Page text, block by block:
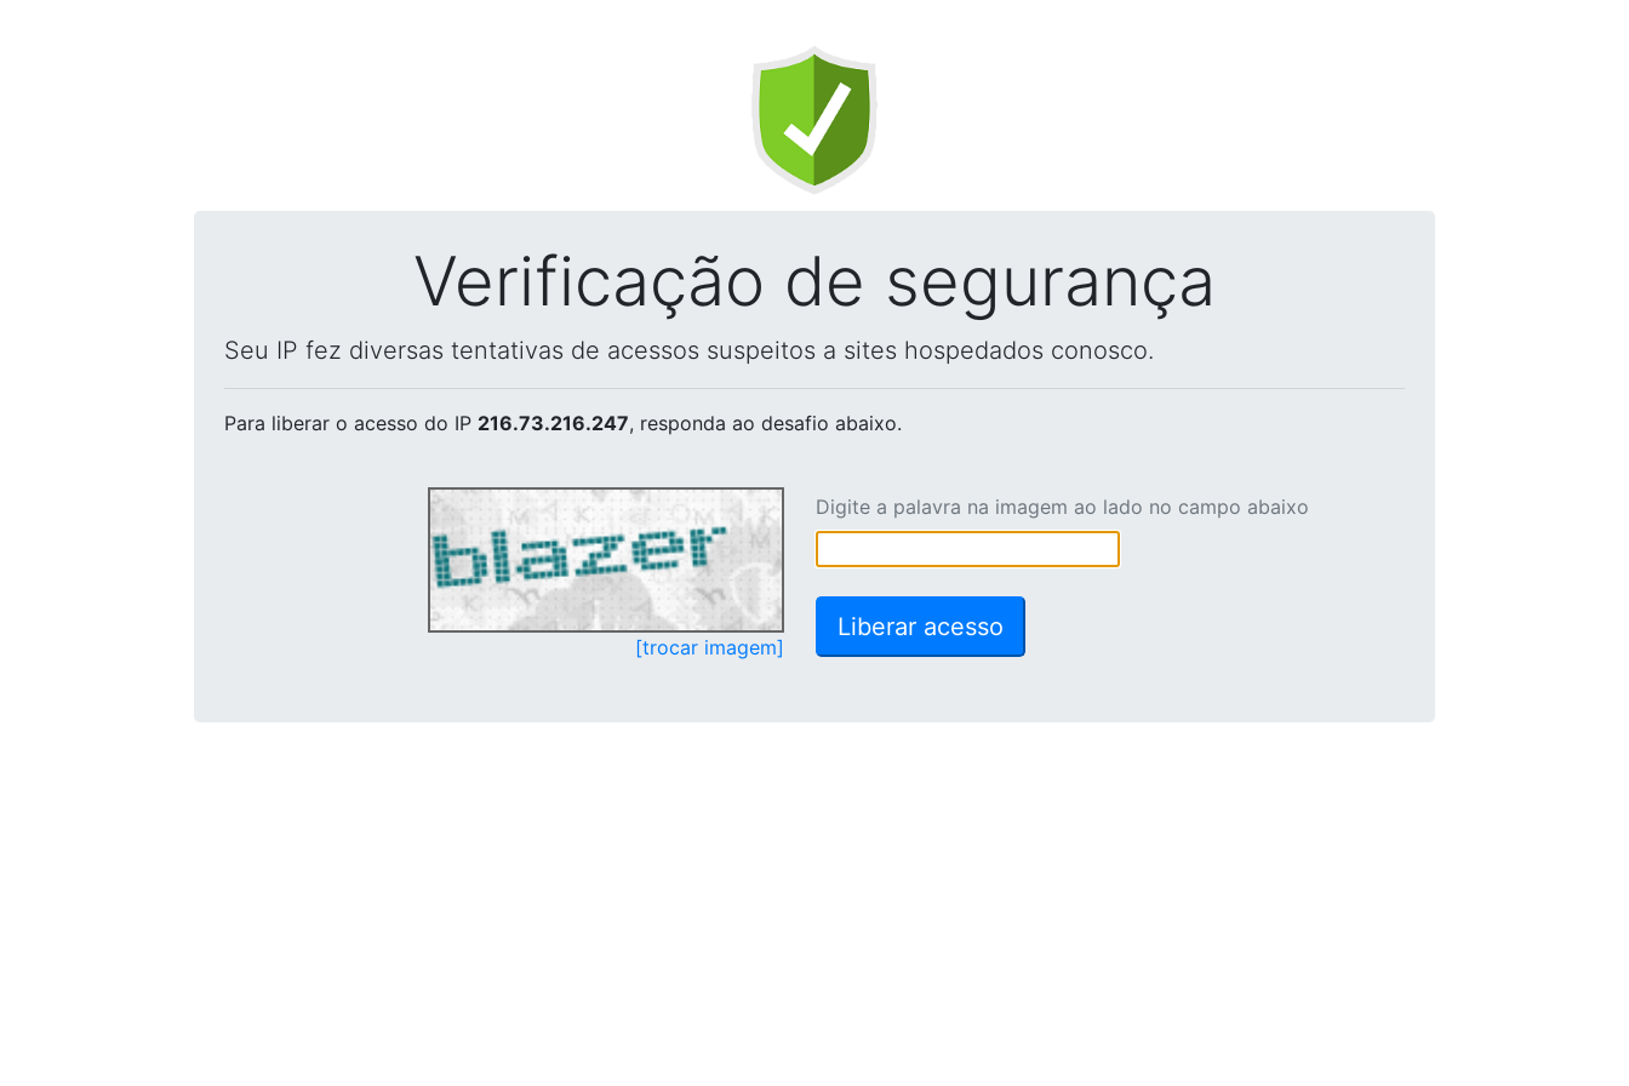
Verificação de segurança
Seu IP fez diversas tentativas de acessos suspeitos a sites hospedados conosco.
Para liberar o acesso do IP 216.73.216.247, responda ao desafio abaixo.
[trocar imagem]
Digite a palavra na imagem ao lado no campo abaixo